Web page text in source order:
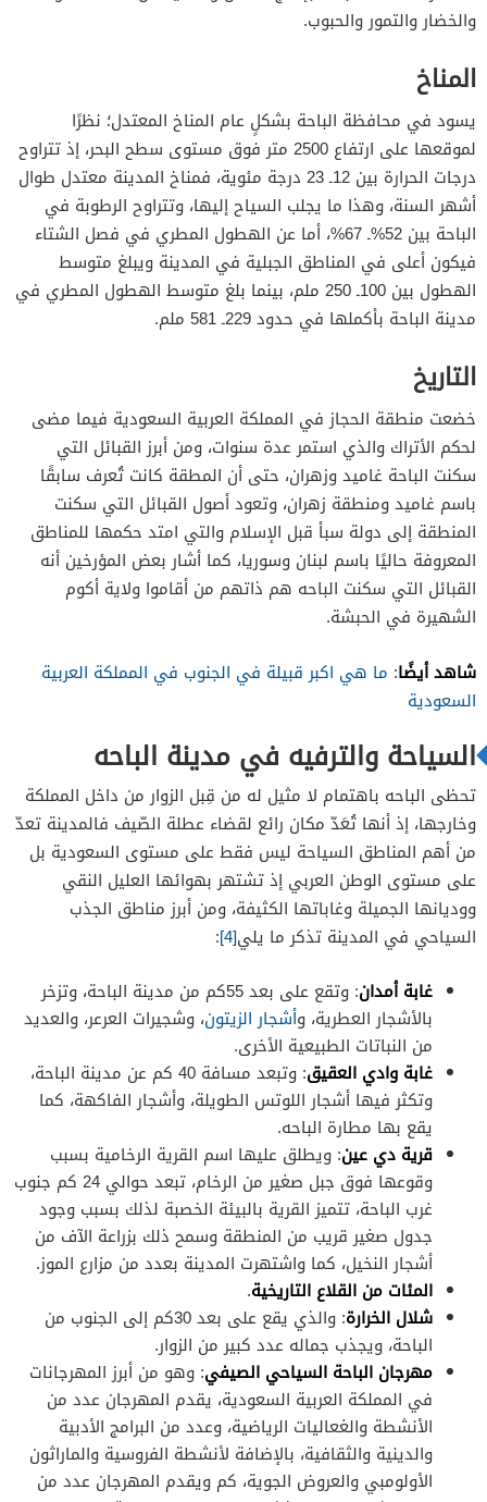
والخضار والتمور والحبوب.
المناخ
يسود في محافظة الباحة بشكلٍ عام المناخ المعتدل؛ نظرًا
لموقعها على ارتفاع 2500 متر فوق مستوى سطح البحر، إذ تتراوح
درجات الحرارة بين 12ـ 23 درجة مئوية، فمناخ المدينة معتدل طوال
أشهر السنة، وهذا ما يجلب السياح إليها، وتتراوح الرطوبة في
الباحة بين 52%ـ 67%، أما عن الهطول المطري في فصل الشتاء
فيكون أعلى في المناطق الجبلية في المدينة ويبلغ متوسط
الهطول بين 100ـ 250 ملم، بينما بلغ متوسط الهطول المطري في
مدينة الباحة بأكملها في حدود 229ـ 581 ملم.
التاريخ
خضعت منطقة الحجاز في المملكة العربية السعودية فيما مضى
لحكم الأتراك والذي استمر عدة سنوات، ومن أبرز القبائل التي
سكنت الباحة غاميد وزهران، حتى أن المطقة كانت تُعرف سابقًا
باسم غاميد ومنطقة زهران، وتعود أصول القبائل التي سكنت
المنطقة إلى دولة سبأ قبل الإسلام والتي امتد حكمها للمناطق
المعروفة حاليًا باسم لبنان وسوريا، كما أشار بعض المؤرخين أنه
القبائل التي سكنت الباحه هم ذاتهم من أقاموا ولاية أكوم
الشهيرة في الحبشة.
شاهد أيضًا: ما هي اكبر قبيلة في الجنوب في المملكة العربية
السعودية
السياحة والترفيه في مدينة الباحه
تحظى الباحه باهتمام لا مثيل له من قِبل الزوار من داخل المملكة
وخارجها، إذ أنها تُعَدّ مكان رائع لقضاء عطلة الصّيف فالمدينة تعدّ
من أهم المناطق السياحة ليس فقط على مستوى السعودية بل
على مستوى الوطن العربي إذ تشتهر بهوائها العليل النقي
ووديانها الجميلة وغاباتها الكثيفة، ومن أبرز مناطق الجذب
السياحي في المدينة تذكر ما يلي[4]
:
غابة أمدان
: وتقع على بعد 55كم من مدينة الباحة، وتزخر
بالأشجار العطرية، وأشجار الزيتون، وشجيرات العرعر، والعديد
من النباتات الطبيعية الأخرى.
غابة وادي العقيق
: وتبعد مسافة 40 كم عن مدينة الباحة،
وتكثر فيها أشجار اللوتس الطويلة، وأشجار الفاكهة، كما
يقع بها مطارة الباحه.
قرية دي عين: ويطلق عليها اسم القرية الرخامية بسبب
وقوعها فوق جبل صغير من الرخام، تبعد حوالي 24 كم جنوب
غرب الباحة، تتميز القرية بالبيئة الخصبة لذلك بسبب وجود
جدول صغير قريب من المنطقة وسمح ذلك بزراعة الآف من
أشجار النخيل، كما واشتهرت المدينة بعدد من مزارع الموز.
المئات من القلاع التاريخية.
شلال الخرارة
: والذي يقع على بعد 30كم إلى الجنوب من
الباحة، ويجذب جماله عدد كبير من الزوار.
مهرجان الباحة السياحي الصيفي: وهو من أبرز المهرجانات
في المملكة العربية السعودية، يقدم المهرجان عدد من
الأنشطة والغعاليات الرياضية، وعدد من البرامج الأدبية
والدينية والثقافية، بالإضافة لأنشطة الفروسية والماراثون
الأولومبي والعروض الجوية، كم ويقدم المهرجان عدد من